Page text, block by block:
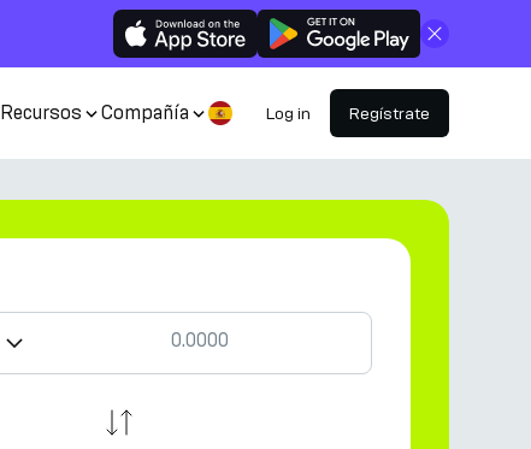
Cerrar
Recursos Compañía Log in Regístrate